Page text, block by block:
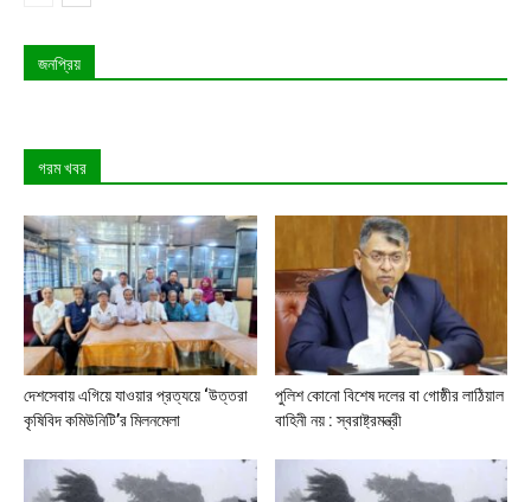
জনপ্রিয়
গরম খবর
দেশসেবায় এগিয়ে যাওয়ার প্রত্যয়ে ‘উত্তরা
কৃষিবিদ কমিউনিটি’র মিলনমেলা
পুলিশ কোনো বিশেষ দলের বা গোষ্ঠীর লাঠিয়াল
বাহিনী নয় : স্বরাষ্ট্রমন্ত্রী